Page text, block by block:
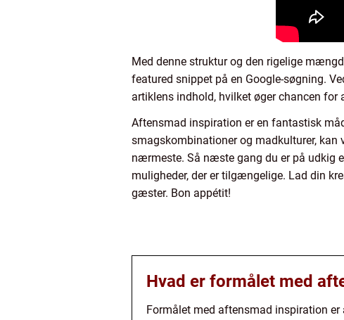
Med denne struktur og den rigelige
featured snippet på en Google-søgning.
artiklens indhold, hvilket øger chancen
Aftensmad inspiration er en fantastisk
smagskombinationer og madkulturer, kan
nærmeste. Så næste gang du er på udkig
muligheder, der er tilgængelige. Lad din
gæster. Bon appétit!
Hvad er formålet med
Formålet med aftensmad inspiration